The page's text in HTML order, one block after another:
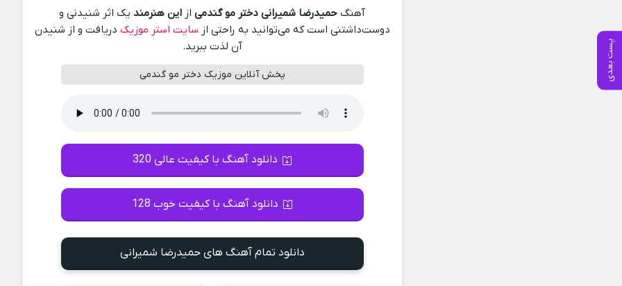
پست بعدی
آهنگ حمیدرضا شمیرانی دختر مو گندمیاز این هنرمندیک اثر شنیدنی و
دوست‌داشتنی است که می‌توانید به راحتی از سایت استر موزیک دریافت و از شنیدن
آن لذت ببرید.
پخش آنلاین موزیک دختر مو گندمی
دانلود آهنگ با کیفیت عالی 320
دانلود آهنگ با کیفیت خوب 128
دانلود تمام آهنگ های حمیدرضا شمیرانی